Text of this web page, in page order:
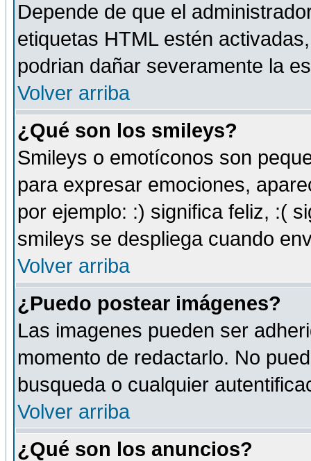
Depende de que el
etiquetas HTML estén
podrian dañar severamente la
Volver arriba
¿Qué son los smileys?
Smileys o emotíconos son
para expresar emociones,
por ejemplo: :) significa feliz, :(
smileys se despliega cuando
Volver arriba
¿Puedo postear imágenes?
Las imagenes pueden ser
momento de redactarlo. No
busqueda o cualquier
Volver arriba
¿Qué son los anuncios?